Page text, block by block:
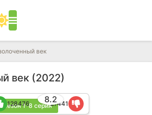
век
век (2022)
сезон 1-8 серия
8.2
128476 27441